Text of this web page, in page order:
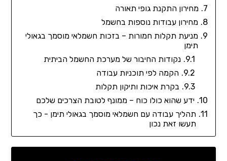
מחירון התקנת גופי תאורה
מחירון עבודות נוספות בחשמל
מניעת תקלות חמורות – בזכות חשמלאי מוסמך בגאולי
תימן
נקודות החיבור של מערכת החשמל הביתית
הקמה לפי תוכניות עבודה
בקרת איכות ותיקון תקלות
ידע שהוא כולו כוח – ממונף לטובת הצרכים שלכם
תהליך עבודה עם חשמלאי מוסמך בגאולי תימן - כך
תעשו זאת נכון